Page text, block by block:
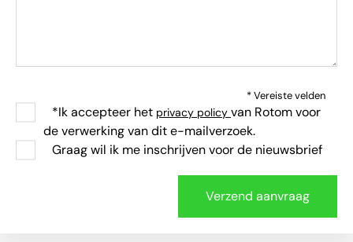
* Vereiste velden
*Ik accepteer het privacy policy van Rotom voor
de verwerking van dit e-mailverzoek.
Graag wil ik me inschrijven voor de nieuwsbrief